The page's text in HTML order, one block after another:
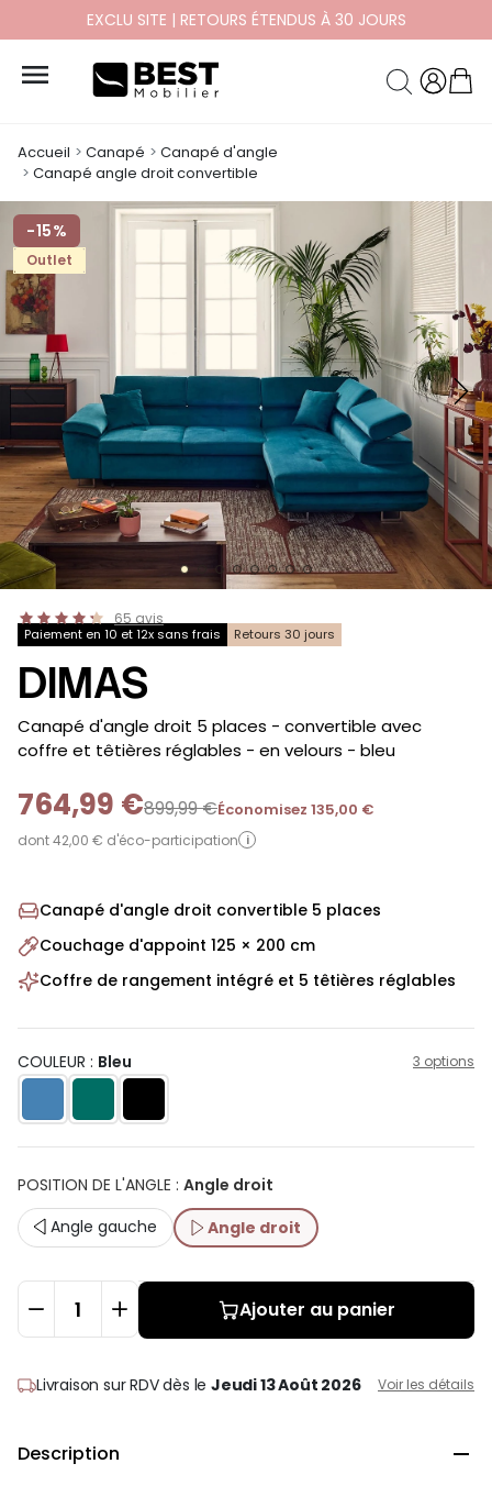
PAYEZ EN 10X ET 12X SANS FRAIS

Accueil Canapé
Canapé d'angle
Canapé angle droit convertible
-15%
Outlet
65 avis
Paiement en 10 et 12x sans frais Retours 30 jours
DIMAS
-
Canapé d'angle droit 5 places - convertible avec
coffre et têtières réglables - en velours - bleu
764,99 €899,99 €Économisez 135,00 €
dont 42,00 € d'éco-participation i
Canapé d'angle droit convertible 5 places
Couchage d'appoint 125 × 200 cm
Coffre de rangement intégré et 5 têtières réglables
COULEUR : Bleu 3 options
POSITION DE L'ANGLE : Angle droit
Angle gauche
Angle droit
Ajouter au panier
Livraison sur RDVdès leJeudi 13 Août 2026 Voir les détails
Description 